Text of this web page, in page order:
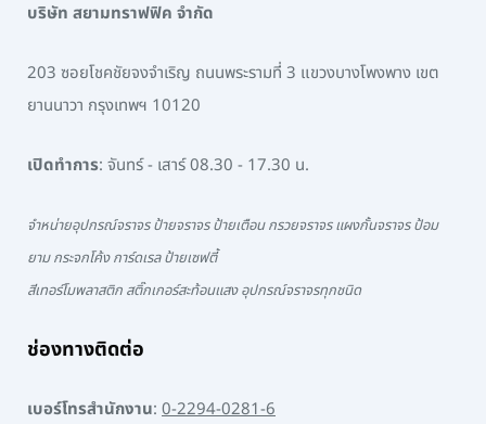
บริษัท สยามทราฟฟิค จำกัด
203 ซอยโชคชัยจงจำเริญ ถนนพระรามที่ 3 แขวงบางโพงพาง เขต
ยานนาวา กรุงเทพฯ 10120
เปิดทำการ: จันทร์ - เสาร์ 08.30 - 17.30 น.
จำหน่ายอุปกรณ์จราจร ป้ายจราจร ป้ายเตือน กรวยจราจร แผงกั้นจราจร ป้อม
ยาม กระจกโค้ง การ์ดเรล ป้ายเซฟตี้
สีเทอร์โมพลาสติก สติ๊กเกอร์สะท้อนแสง อุปกรณ์จราจรทุกชนิด
ช่องทางติดต่อ
เบอร์โทรสำนักงาน: 0-2294-0281-6